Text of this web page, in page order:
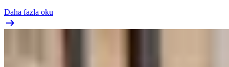
Daha fazla oku